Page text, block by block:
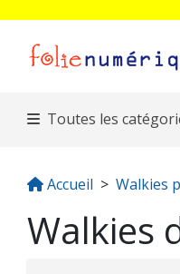
Toutes les
Accueil Walkies
Walkies